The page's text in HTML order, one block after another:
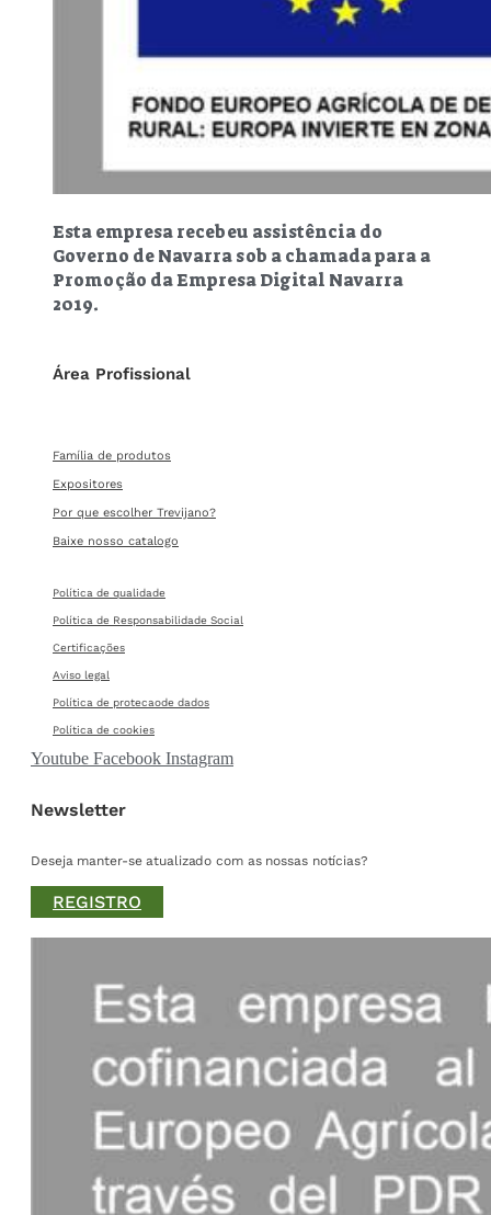
Esta empresa recebeu assistência do
Governo de Navarra sob a chamada para a
Promoção da Empresa Digital Navarra
2019.
Área Profissional
Família de produtos
Expositores
Por que escolher Trevijano?
Baixe nosso catalogo
Política de qualidade
Política de Responsabilidade Social
Certificações
Aviso legal
Política de protecaode dados
Política de cookies
Youtube Facebook Instagram
Newsletter
Deseja manter-se atualizado com as nossas notícias?
REGISTRO